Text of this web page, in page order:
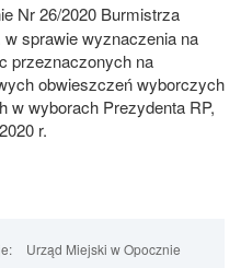
Nr 26/2020 Burmistrza
sprawie wyznaczenia na
przeznaczonych na
obwieszczeń wyborczych
w wyborach Prezydenta RP,
r.
Urząd Miejski w Opocznie